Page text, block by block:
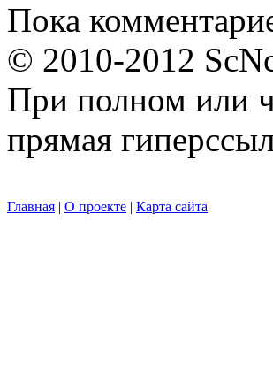
Пока
© 2010-2012
При полном или
прямая
Главная | О проекте | Карта сайта